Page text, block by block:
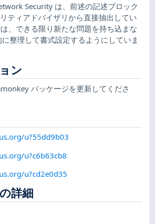
Security は、前述の記述ブロック
ティアドバイザリから直接抽出してい
、できる限り新たな問題を持ち込まな
整理して書式設定するようにしていま
ン
パッケージを更新してくださ
u?55dd9b03
u?c6b63cb8
u?cd2e0d35
詳細